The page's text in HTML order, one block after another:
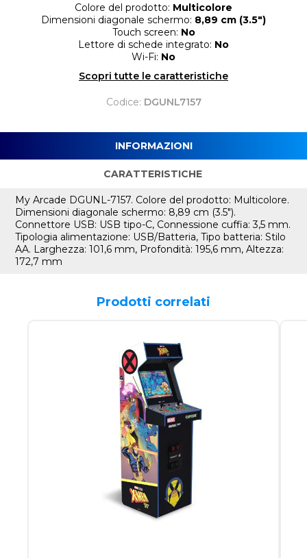
Colore del prodotto: Multicolore
Dimensioni diagonale schermo: 8,89 cm (3.5")
Touch screen: No
Lettore di schede integrato: No
Wi-Fi: No
Scopri tutte le caratteristiche
Codice: DGUNL7157
INFORMAZIONI
CARATTERISTICHE
My Arcade DGUNL-7157. Colore del prodotto: Multicolore.
Dimensioni diagonale schermo: 8,89 cm (3.5").
Connettore USB: USB tipo-C, Connessione cuffia: 3,5 mm.
Tipologia alimentazione: USB/Batteria, Tipo batteria: Stilo
AA. Larghezza: 101,6 mm, Profondità: 195,6 mm, Altezza:
172,7 mm
Prodotti correlati